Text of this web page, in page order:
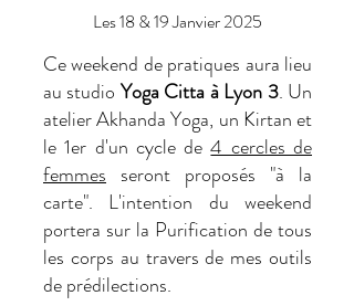
Les 18 & 19 Janvier 2025
Ce weekend de pratiques aura lieu
au studio Yoga Citta à Lyon 3. Un
atelier Akhanda Yoga, un Kirtan et
le 1er d'un cycle de4 cercles de
femmes seront proposés "à la
carte". L'intention du weekend
portera sur la Purification de tous
les corps au travers de mes outils
de prédilections.